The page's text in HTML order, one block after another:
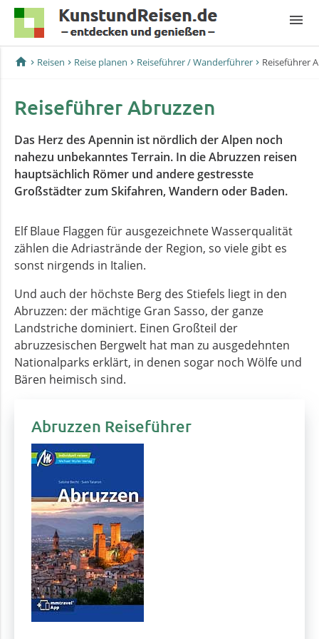
menu
home Reisen Reise planen Reiseführer / Wanderführer Reiseführer
Reiseführer Abruzzen
Das Herz des Apennin ist nördlich der Alpen noch
nahezu unbekanntes Terrain. In die Abruzzen reisen
hauptsächlich Römer und andere gestresste
Großstädter zum Skifahren, Wandern oder Baden.
Elf Blaue Flaggen für ausgezeichnete Wasserqualität
zählen die Adriastrände der Region, so viele gibt es
sonst nirgends in Italien.
Und auch der höchste Berg des Stiefels liegt in den
Abruzzen: der mächtige Gran Sasso, der ganze
Landstriche dominiert. Einen Großteil der
abruzzesischen Bergwelt hat man zu ausgedehnten
Nationalparks erklärt, in denen sogar noch Wölfe und
Bären heimisch sind.
Abruzzen Reiseführer